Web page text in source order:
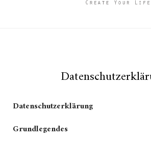
Datenschutzerklärung
Grundlegendes